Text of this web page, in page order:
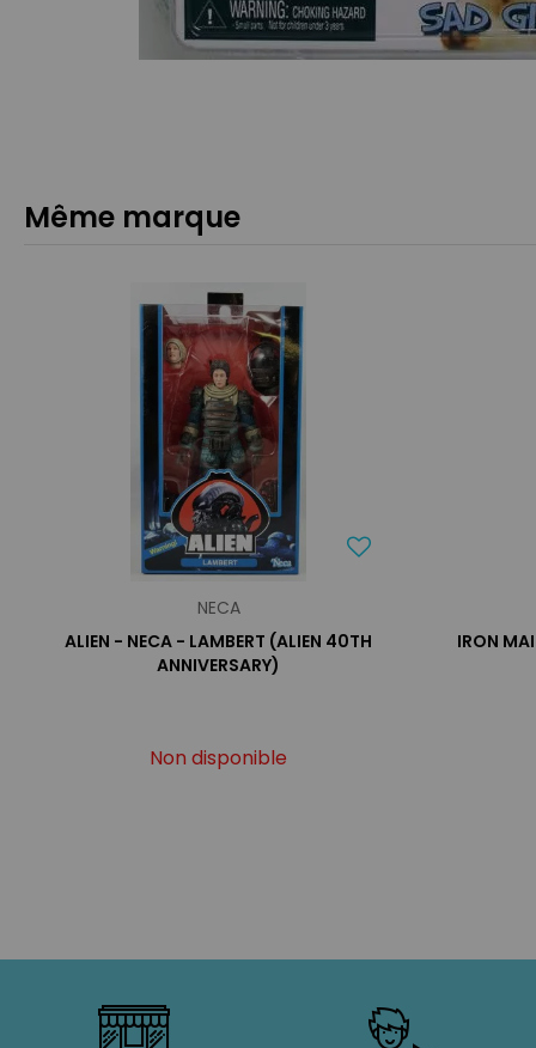
Même marque
NECA
ALIEN - NECA - LAMBERT (ALIEN 40TH
ANNIVERSARY)
Non disponible
IRON